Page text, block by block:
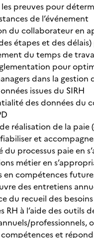
preuves pour
de l’événement
du collaborateur en
étapes et des
du temps de
pour
dans la
issues du SIRH
des données du
réalisation de la
et
du processus paie en
métier en
en compétences
des entretiens
du recueil des
RH à l’aide des outils
professionnels,
compétences et